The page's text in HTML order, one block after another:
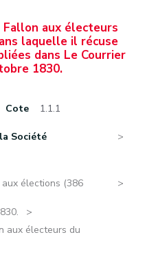
Fallon aux électeurs
laquelle il récuse
dans Le Courrier
1830.
Cote 1.1.1
Société
élections (386
aux électeurs du